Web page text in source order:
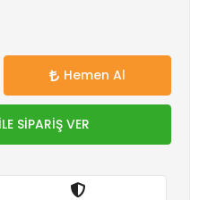
Hemen Al
SİPARİŞ VER